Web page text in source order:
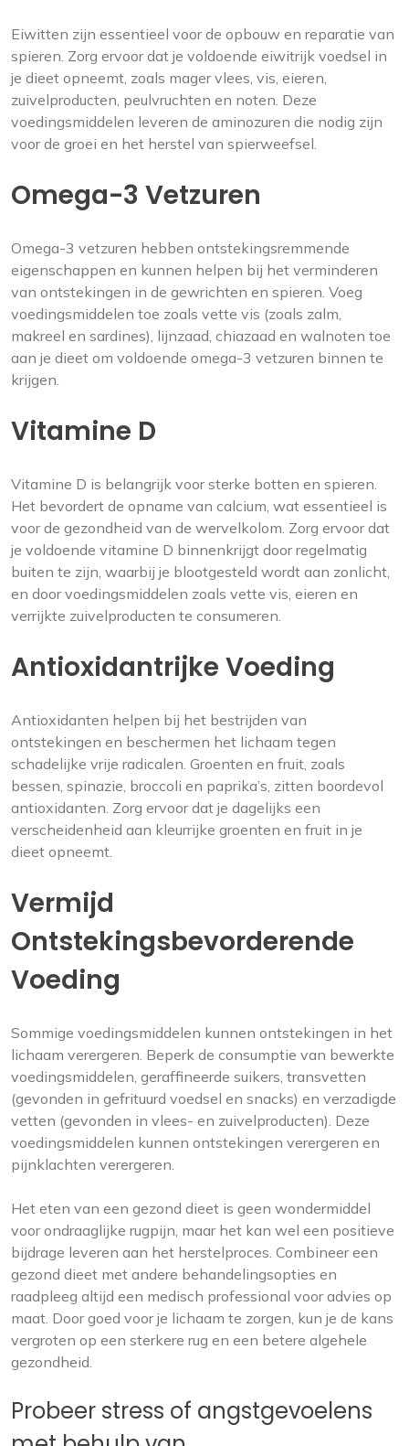
Eiwitten zijn essentieel voor de opbouw en reparatie van
spieren. Zorg ervoor dat je voldoende eiwitrijk voedsel in
je dieet opneemt, zoals mager vlees, vis, eieren,
zuivelproducten, peulvruchten en noten. Deze
voedingsmiddelen leveren de aminozuren die nodig zijn
voor de groei en het herstel van spierweefsel.
Omega-3 Vetzuren
Omega-3 vetzuren hebben ontstekingsremmende
eigenschappen en kunnen helpen bij het verminderen
van ontstekingen in de gewrichten en spieren. Voeg
voedingsmiddelen toe zoals vette vis (zoals zalm,
makreel en sardines), lijnzaad, chiazaad en walnoten toe
aan je dieet om voldoende omega-3 vetzuren binnen te
krijgen.
Vitamine D
Vitamine D is belangrijk voor sterke botten en spieren.
Het bevordert de opname van calcium, wat essentieel is
voor de gezondheid van de wervelkolom. Zorg ervoor dat
je voldoende vitamine D binnenkrijgt door regelmatig
buiten te zijn, waarbij je blootgesteld wordt aan zonlicht,
en door voedingsmiddelen zoals vette vis, eieren en
verrijkte zuivelproducten te consumeren.
Antioxidantrijke Voeding
Antioxidanten helpen bij het bestrijden van
ontstekingen en beschermen het lichaam tegen
schadelijke vrije radicalen. Groenten en fruit, zoals
bessen, spinazie, broccoli en paprika’s, zitten boordevol
antioxidanten. Zorg ervoor dat je dagelijks een
verscheidenheid aan kleurrijke groenten en fruit in je
dieet opneemt.
Vermijd
Ontstekingsbevorderende
Voeding
Sommige voedingsmiddelen kunnen ontstekingen in het
lichaam verergeren. Beperk de consumptie van bewerkte
voedingsmiddelen, geraffineerde suikers, transvetten
(gevonden in gefrituurd voedsel en snacks) en verzadigde
vetten (gevonden in vlees- en zuivelproducten). Deze
voedingsmiddelen kunnen ontstekingen verergeren en
pijnklachten verergeren.
Het eten van een gezond dieet is geen wondermiddel
voor ondraaglijke rugpijn, maar het kan wel een positieve
bijdrage leveren aan het herstelproces. Combineer een
gezond dieet met andere behandelingsopties en
raadpleeg altijd een medisch professional voor advies op
maat. Door goed voor je lichaam te zorgen, kun je de kans
vergroten op een sterkere rug en een betere algehele
gezondheid.
Probeer stress of angstgevoelens